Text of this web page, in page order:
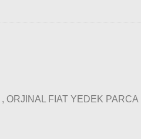
ORJINAL FIAT YEDEK PARCA